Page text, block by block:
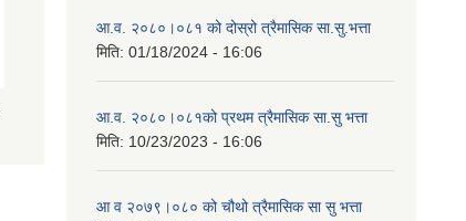
आ.व. २०८०।०८१ को दोस्रो त्रैमासिक सा.सु.भत्ता
मिति: 01/18/2024 - 16:06
आ.व. २०८०।०८१को प्रथम त्रैमासिक सा.सु भत्ता
मिति: 10/23/2023 - 16:06
आ व २०७९।०८० को चौथो त्रैमासिक सा सु भत्ता